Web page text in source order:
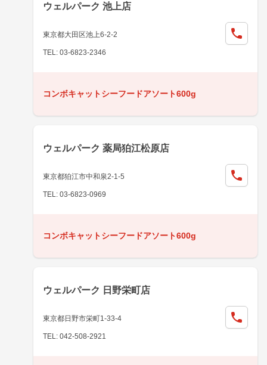
ウェルパーク 池上店
東京都大田区池上6-2-2
TEL: 03-6823-2346
コンボキャットシーフードアソート600g
ウェルパーク 薬局狛江松原店
東京都狛江市中和泉2-1-5
TEL: 03-6823-0969
コンボキャットシーフードアソート600g
ウェルパーク 日野栄町店
東京都日野市栄町1-33-4
TEL: 042-508-2921